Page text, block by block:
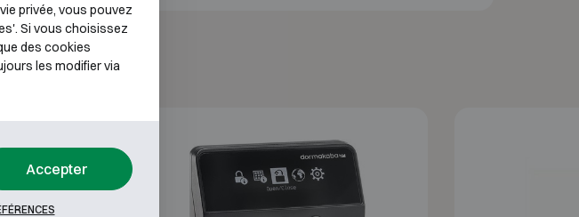
privée, vous pouvez
Si vous choisissez
des cookies
les modifier via
Accepter